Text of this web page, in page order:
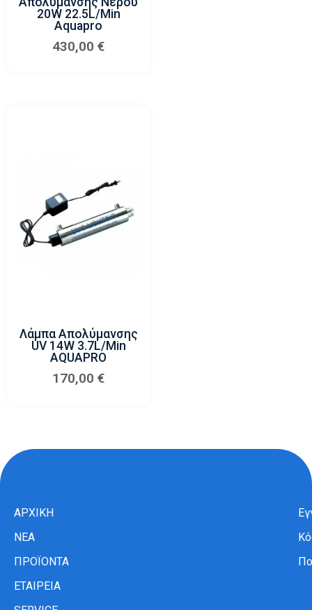
20W 22.5L/min
Aquapro
430,00€
Λάμπα Απολύμανσης
UV 14W 3.7L/min
AQUAPRO
170,00€
ΑΡΧΙΚΗ
ΝΕΑ
ΠΡΟΪΟΝΤΑ
ΕΤΑΙΡΕΙΑ